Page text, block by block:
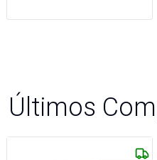
Últimos